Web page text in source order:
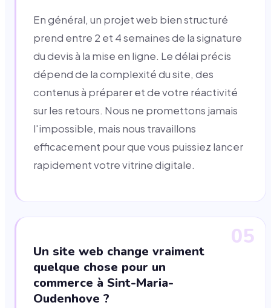
En général, un projet web bien structuré
prend entre 2 et 4 semaines de la signature
du devis à la mise en ligne. Le délai précis
dépend de la complexité du site, des
contenus à préparer et de votre réactivité
sur les retours. Nous ne promettons jamais
l'impossible, mais nous travaillons
efficacement pour que vous puissiez lancer
rapidement votre vitrine digitale.
05
Un site web change vraiment
quelque chose pour un
commerce à Sint-Maria-
Oudenhove ?